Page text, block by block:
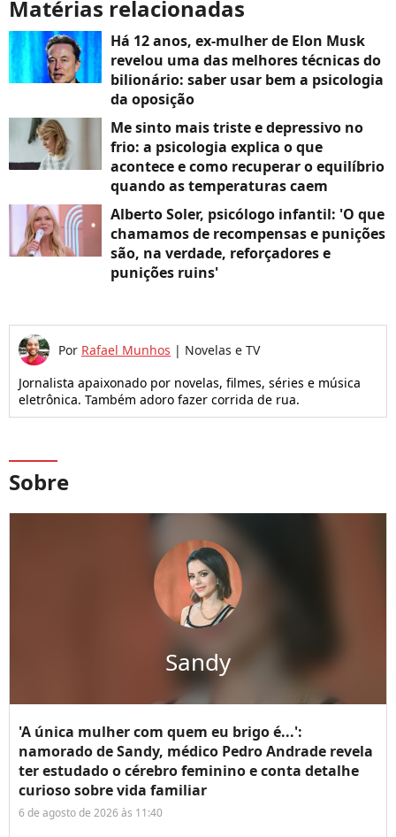
Matérias relacionadas
Há 12 anos, ex-mulher de Elon Musk
revelou uma das melhores técnicas do
bilionário: saber usar bem a psicologia
da oposição
Me sinto mais triste e depressivo no
frio: a psicologia explica o que
acontece e como recuperar o equilíbrio
quando as temperaturas caem
Alberto Soler, psicólogo infantil: 'O que
chamamos de recompensas e punições
são, na verdade, reforçadores e
punições ruins'
Por Rafael Munhos | Novelas e TV
Jornalista apaixonado por novelas, filmes, séries e música
eletrônica. Também adoro fazer corrida de rua.
Sobre
Sandy
'A única mulher com quem eu brigo é...':
namorado de Sandy, médico Pedro Andrade revela
ter estudado o cérebro feminino e conta detalhe
curioso sobre vida familiar
6 de agosto de 2026 às 11:40